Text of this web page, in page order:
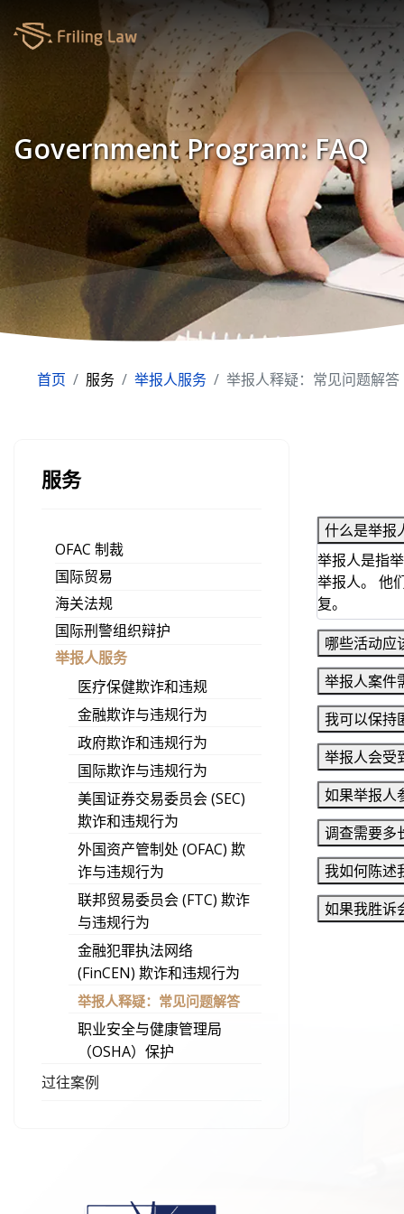
Government Program: FAQ
首页 服务 举报人服务 举报人释疑：常见问题解答
服务
OFAC 制裁
国际贸易
海关法规
国际刑警组织辩护
举报人服务
医疗保健欺诈和违规
金融欺诈与违规行为
政府欺诈和违规行为
国际欺诈与违规行为
美国证券交易委员会 (SEC)
欺诈和违规行为
外国资产管制处 (OFAC) 欺
诈与违规行为
联邦贸易委员会 (FTC) 欺诈
与违规行为
金融犯罪执法网络
(FinCEN) 欺诈和违规行为
举报人释疑：常见问题解答
职业安全与健康管理局
（OSHA）保护
过往案例
什么是举报
举报人是指
举报人。 他
复。
哪些活动应
举报人案件
我可以保持
举报人会受
如果举报人
调查需要多
我如何陈述
如果我胜诉